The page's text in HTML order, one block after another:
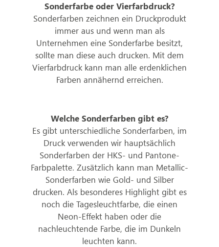
Sonderfarbe oder Vierfarbdruck?
Sonderfarben zeichnen ein Druckprodukt
immer aus und wenn man als
Unternehmen eine Sonderfarbe besitzt,
sollte man diese auch drucken. Mit dem
Vierfarbdruck kann man alle erdenklichen
Farben annähernd erreichen.
Welche Sonderfarben gibt es?
Es gibt unterschiedliche Sonderfarben, im
Druck verwenden wir hauptsächlich
Sonderfarben der HKS- und Pantone-
Farbpalette. Zusätzlich kann man Metallic-
Sonderfarben wie Gold- und Silber
drucken. Als besonderes Highlight gibt es
noch die Tagesleuchtfarbe, die einen
Neon-Effekt haben oder die
nachleuchtende Farbe, die im Dunkeln
leuchten kann.